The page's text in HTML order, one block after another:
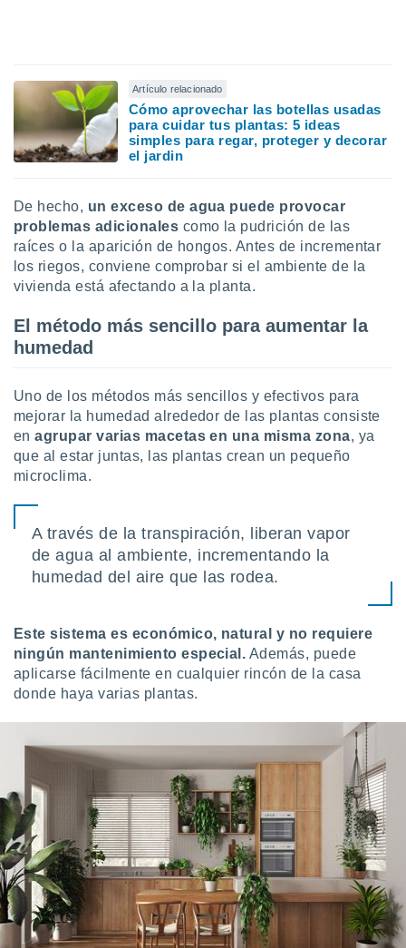
crear un
uso de
la
contenido
de la
el
del
de
o a través
de
de
con el
e
publicidad
1199
Artículo relacionado
Cómo aprovechar las botellas usadas
para cuidar tus plantas: 5 ideas
simples para regar, proteger y decorar
el jardin
De hecho, un exceso de agua puede provocar
problemas adicionales como la pudrición de las
raíces o la aparición de hongos. Antes de incrementar
los riegos, conviene comprobar si el ambiente de la
vivienda está afectando a la planta.
El método más sencillo para aumentar la
humedad
Uno de los métodos más sencillos y efectivos para
mejorar la humedad alrededor de las plantas consiste
enagrupar varias macetas en una misma zona, ya
que al estar juntas, las plantas crean un pequeño
microclima.
A través de la transpiración, liberan vapor
de agua al ambiente, incrementando la
humedad del aire que las rodea.
Este sistema es económico, natural y no requiere
ningún mantenimiento especial. Además, puede
aplicarse fácilmente en cualquier rincón de la casa
donde haya varias plantas.